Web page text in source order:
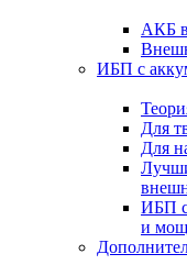
АКБ
ИБП с
Для
Для
ИБП с
и